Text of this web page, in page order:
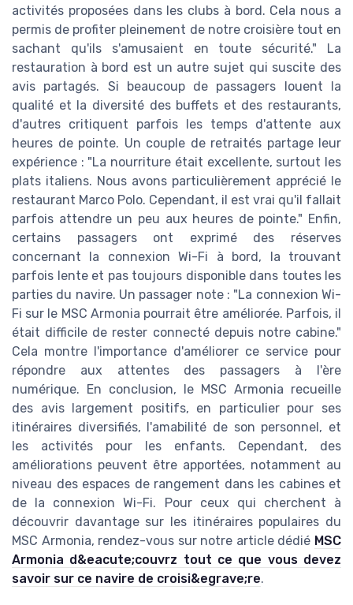
activités proposées dans les clubs à bord. Cela nous a
permis de profiter pleinement de notre croisière tout en
sachant qu'ils s'amusaient en toute sécurité." La
restauration à bord est un autre sujet qui suscite des
avis partagés. Si beaucoup de passagers louent la
qualité et la diversité des buffets et des restaurants,
d'autres critiquent parfois les temps d'attente aux
heures de pointe. Un couple de retraités partage leur
expérience : "La nourriture était excellente, surtout les
plats italiens. Nous avons particulièrement apprécié le
restaurant Marco Polo. Cependant, il est vrai qu'il fallait
parfois attendre un peu aux heures de pointe." Enfin,
certains passagers ont exprimé des réserves
concernant la connexion Wi-Fi à bord, la trouvant
parfois lente et pas toujours disponible dans toutes les
parties du navire. Un passager note : "La connexion Wi-
Fi sur le MSC Armonia pourrait être améliorée. Parfois, il
était difficile de rester connecté depuis notre cabine."
Cela montre l'importance d'améliorer ce service pour
répondre aux attentes des passagers à l'ère
numérique. En conclusion, le MSC Armonia recueille
des avis largement positifs, en particulier pour ses
itinéraires diversifiés, l'amabilité de son personnel, et
les activités pour les enfants. Cependant, des
améliorations peuvent être apportées, notamment au
niveau des espaces de rangement dans les cabines et
de la connexion Wi-Fi. Pour ceux qui cherchent à
découvrir davantage sur les itinéraires populaires du
MSC Armonia, rendez-vous sur notre article dédié MSC
Armonia d&eacute;couvrz tout ce que vous devez
savoir sur ce navire de croisi&egrave;re.